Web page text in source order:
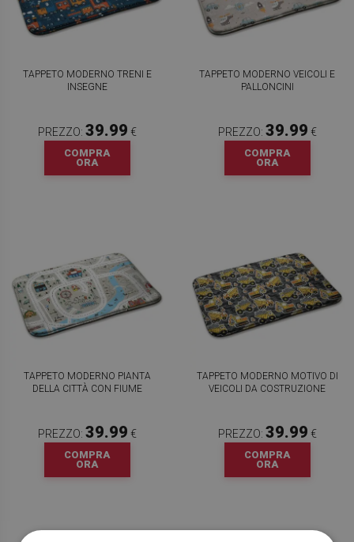
TAPPETO MODERNO TRENI E
INSEGNE
PREZZO: 39.99 €
COMPRA
ORA
TAPPETO MODERNO VEICOLI E
PALLONCINI
PREZZO: 39.99 €
COMPRA
ORA
TAPPETO MODERNO PIANTA
DELLA CITTÀ CON FIUME
PREZZO: 39.99 €
COMPRA
ORA
TAPPETO MODERNO MOTIVO DI
VEICOLI DA COSTRUZIONE
PREZZO: 39.99 €
COMPRA
ORA